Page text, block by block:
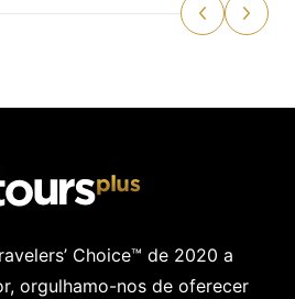
Choice™ de 2020 a
orgulhamo-nos de oferecer